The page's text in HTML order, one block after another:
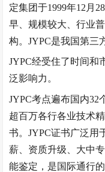
定集团于1999年12月
早、规模较大、行业
构。JYPC是我国第三
JYPC经受住了时间和
泛影响力。
JYPC考点遍布国内32
超百万各行各业技术
书。JYPC证书广泛用
薪、资质升级、大中
能鉴定，是国际通行